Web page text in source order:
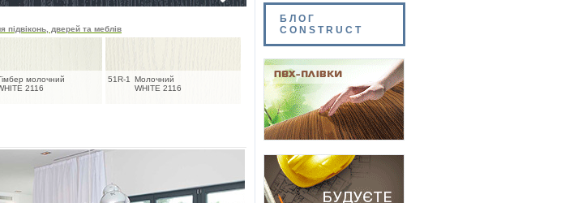
підвіконь, дверей та меблів
молочний
2116
51R-1
Молочний
WHITE 2116
БЛОГ
CONSTRUCT